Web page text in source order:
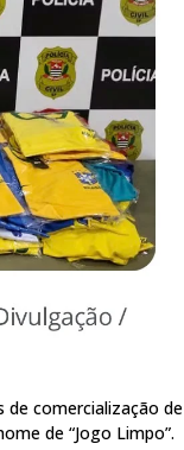
de comercialização de
de “Jogo Limpo”.